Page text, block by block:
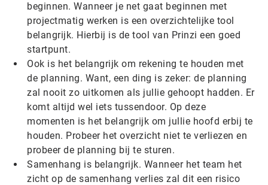
beginnen. Wanneer je net gaat beginnen met
projectmatig werken is een overzichtelijke tool
belangrijk. Hierbij is de tool van Prinzi een goed
startpunt.
Ook is het belangrijk om rekening te houden met
de planning. Want, een ding is zeker: de planning
zal nooit zo uitkomen als jullie gehoopt hadden. Er
komt altijd wel iets tussendoor. Op deze
momenten is het belangrijk om jullie hoofd erbij te
houden. Probeer het overzicht niet te verliezen en
probeer de planning bij te sturen.
Samenhang is belangrijk. Wanneer het team het
zicht op de samenhang verlies zal dit een risico